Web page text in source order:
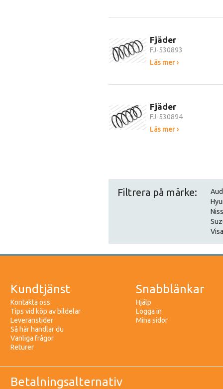
Fjäder
FJ-530893
Läs mer ›
Fjäder
FJ-530894
Läs mer ›
Filtrera på märke:
Kundtjänst
Kontakta oss
Tips vid köp av bildelar
Leveranstider
Så här handlar du
Vanliga frågor
Returer
Snabblänkar
Hjälp
Logga in
Mina sidor
Betalningsalternativ